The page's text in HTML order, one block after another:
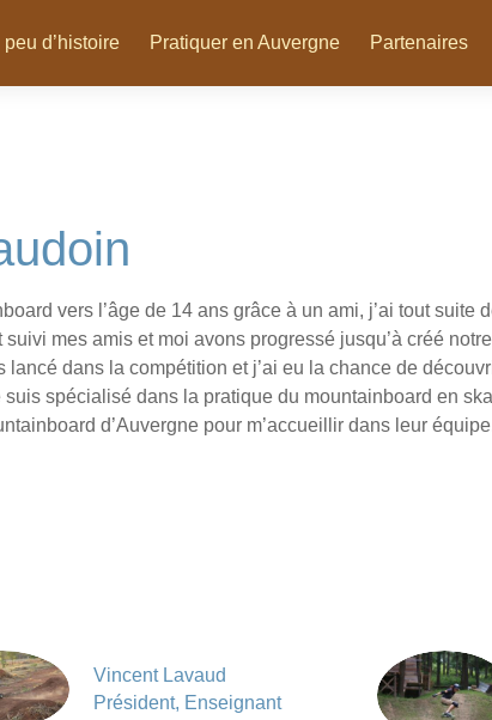
peu d’histoire Pratiquer en Auvergne Partenaires
vers l’âge de 14 ans grâce à un ami, j’ai tout suite
mes amis et moi avons progressé jusqu’à créé
lancé dans la compétition et j’ai eu la chance de
spécialisé dans la pratique du mountainboard en
d’Auvergne pour m’accueillir dans leur
Vincent Lavaud
Président, Enseignant